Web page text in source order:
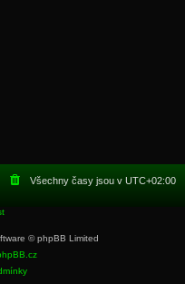
Všechny časy jsou v UTC+02:00
© phpBB Limited